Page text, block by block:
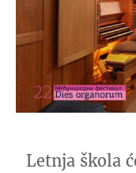
Letnja škola